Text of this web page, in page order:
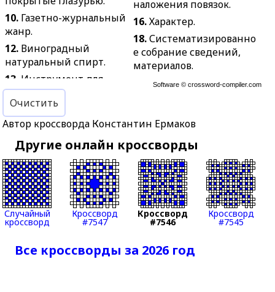
10. Газетно-журнальный
жанр.
12. Виноградный
натуральный спирт.
13. Инструмент для
чистовой обработки
отверстий.
14.В сказках — человек,
превращаться в зверя.
17.Денежные средства,
переданные в банк для
хранения.
20.Жестяной таз с двумя
ручками для мытья в
22.Род карточной игры.
наложения повязок.
16.Характер.
18.Систематизированно
е собрание сведений,
материалов.
Управляющий
городских особняках в
20.Бродячий музыкант.
21.Возведение на
царство.
23.Сказочный дом с
проблемами
перенаселения.
24.Рукоятка ручного
орудия.
Software ©crossword-compiler.com
Очистить
Автор кроссворда Константин Ермаков
Другие онлайн кроссворды
Случайный
кроссворд
Кроссворд
#7547
Кроссворд
#7546
Кроссворд
#7545
Все кроссворды за 2026 год